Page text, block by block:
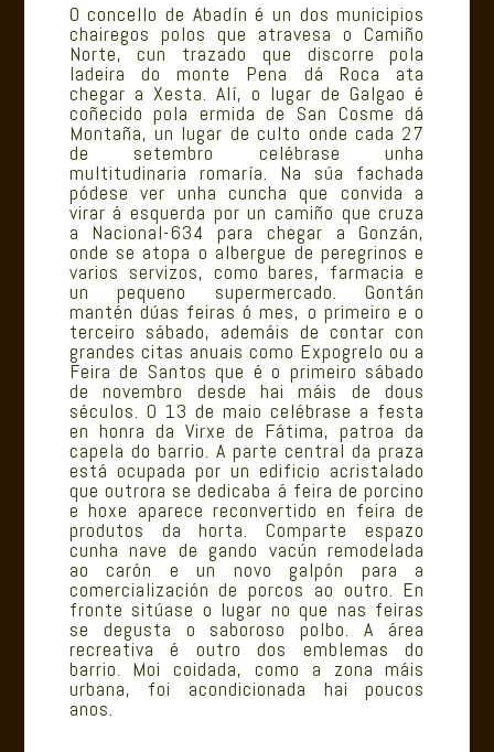
O concello de Abadín é un dos municipios
chairegos polos que atravesa o Camiño
Norte, cun trazado que discorre pola
ladeira do monte Pena dá Roca ata
chegar a Xesta. Alí, o lugar de Galgao é
coñecido pola ermida de San Cosme dá
Montaña, un lugar de culto onde cada 27
de setembro celébrase unha
multitudinaria romaría. Na súa fachada
pódese ver unha cuncha que convida a
virar á esquerda por un camiño que cruza
a Nacional-634 para chegar a Gonzán,
onde se atopa o albergue de peregrinos e
varios servizos, como bares, farmacia e
un pequeno supermercado. Gontán
mantén dúas feiras ó mes, o primeiro e o
terceiro sábado, ademáis de contar con
grandes citas anuais como Expogrelo ou a
Feira de Santos que é o primeiro sábado
de novembro desde hai máis de dous
séculos. O 13 de maio celébrase a festa
en honra da Virxe de Fátima, patroa da
capela do barrio. A parte central da praza
está ocupada por un edificio acristalado
que outrora se dedicaba á feira de porcino
e hoxe aparece reconvertido en feira de
produtos da horta. Comparte espazo
cunha nave de gando vacún remodelada
ao carón e un novo galpón para a
comercialización de porcos ao outro. En
fronte sitúase o lugar no que nas feiras
se degusta o saboroso polbo. A área
recreativa é outro dos emblemas do
barrio. Moi coidada, como a zona máis
urbana, foi acondicionada hai poucos
anos.